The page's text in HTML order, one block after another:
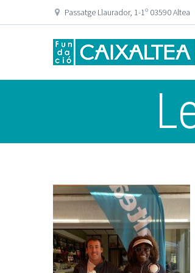
Passatge Llaurador, 1-1º 03590 Altea